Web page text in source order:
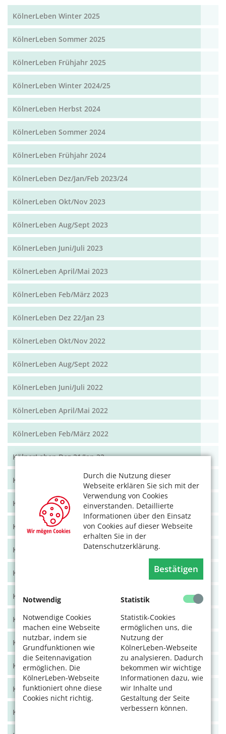
Durch die Nutzung dieser
Webseite erklären Sie sich mit der
Verwendung von Cookies
einverstanden. Detaillierte
Informationen über den Einsatz
von Cookies auf dieser Webseite
erhalten Sie in der
Datenschutzerklärung.
Bestätigen
Notwendig
Notwendige Cookies
machen eine Webseite
nutzbar, indem sie
Grundfunktionen wie
die Seitennavigation
ermöglichen. Die
KölnerLeben-Webseite
funktioniert ohne diese
Cookies nicht richtig.
Statistik
Statistik-Cookies
ermöglichen uns, die
Nutzung der
KölnerLeben-Webseite
zu analysieren. Dadurch
bekommen wir wichtige
Informationen dazu, wie
wir Inhalte und
Gestaltung der Seite
verbessern können.
KölnerLeben Winter 2025
KölnerLeben Sommer 2025
KölnerLeben Frühjahr 2025
KölnerLeben Winter 2024/25
KölnerLeben Herbst 2024
KölnerLeben Sommer 2024
KölnerLeben Frühjahr 2024
KölnerLeben Dez/Jan/Feb 2023/24
KölnerLeben Okt/Nov 2023
KölnerLeben Aug/Sept 2023
KölnerLeben Juni/Juli 2023
KölnerLeben April/Mai 2023
KölnerLeben Feb/März 2023
KölnerLeben Dez 22/Jan 23
KölnerLeben Okt/Nov 2022
KölnerLeben Aug/Sept 2022
KölnerLeben Juni/Juli 2022
KölnerLeben April/Mai 2022
KölnerLeben Feb/März 2022
KölnerLeben Dez 21/Jan 22
KölnerLeben Okt/Nov 2021
KölnerLeben Aug/Sept 2021
KölnerLeben Juni/Juli 2021
KölnerLeben April/Mai 2021
KölnerLeben Feb/März 2021
KölnerLeben Dez 20/Jan 21
KölnerLeben Okt/Nov 2020
KölnerLeben Aug/Sept 2020
KölnerLeben Juni/Juli 2020
KölnerLeben April/Mai 2020
KölnerLeben Feb/März 2020